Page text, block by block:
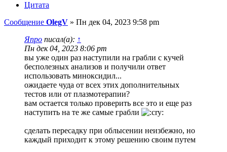
Цитата
Сообщение OlegV » Пн дек 04, 2023 9:58 pm
Япро писал(а): ↑
Пн дек 04, 2023 8:06 pm
вы уже один раз наступили на грабли с кучей
бесполезных анализов и получили ответ
использовать миноксидил...
ожидаете чуда от всех этих дополнительных
тестов или от плазмотерапии?
вам остается только проверить все это и еще раз
наступить на те же самые грабли
сделать пересадку при облысении неизбежно, но
каждый приходит к этому решению своим путем